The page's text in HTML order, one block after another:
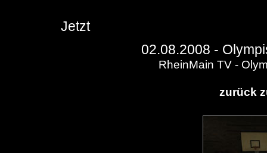
Jetzt
02.08.2008 -
RheinMain TV -
zurück